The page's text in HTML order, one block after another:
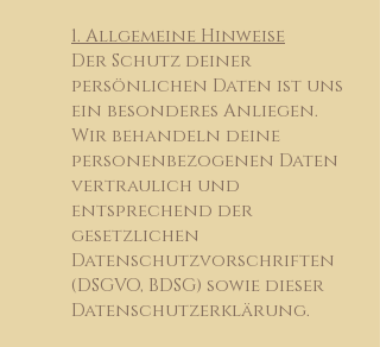
1. Allgemeine Hinweise
Der Schutz deiner
persönlichen Daten ist uns
ein besonderes Anliegen.
Wir behandeln deine
personenbezogenen Daten
vertraulich und
entsprechend der
gesetzlichen
Datenschutzvorschriften
(DSGVO, BDSG) sowie dieser
Datenschutzerklärung.